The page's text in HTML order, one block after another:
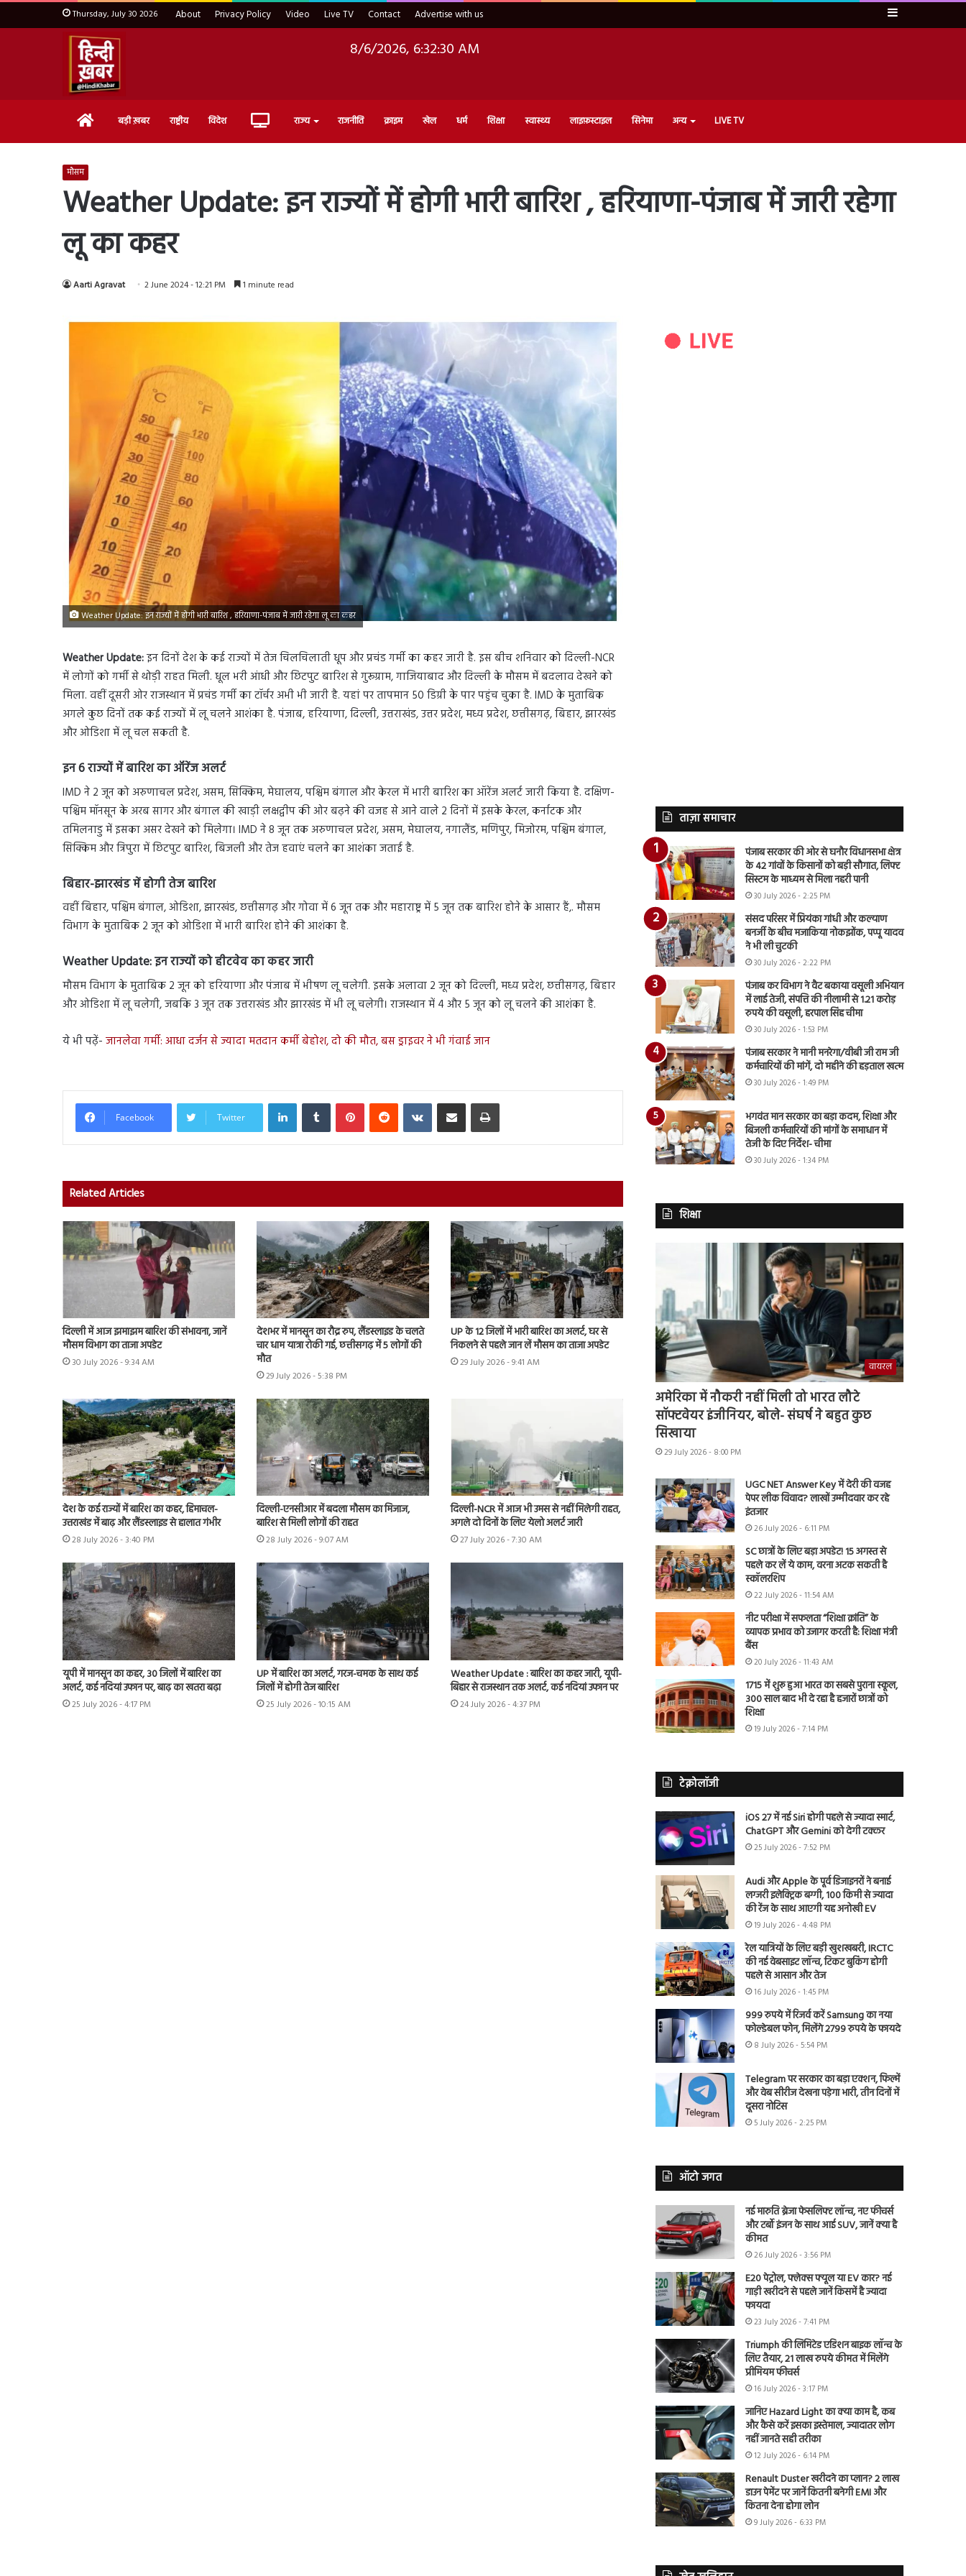
Thursday, July 30 2026 About Privacy Policy Video Live TV Contact Advertise with us Sidebar
8/6/2026, 6:32:31 AM
Home बड़ी ख़बर राष्ट्रीय विदेश Live राज्य राजनीति क्राइम खेल धर्म शिक्षा स्वास्थ्य लाइफ़स्टाइल सिनेमा अन्य LIVE TV
मौसम
Weather Update: इन राज्यों में होगी भारी बारिश , हरियाणा-पंजाब में जारी रहेगा
लू का कहर
Aarti Agravat 2 June 2024 - 12:21 PM 1 minute read
Weather Update: इन राज्यों में होगी भारी बारिश , हरियाणा-पंजाब में जारी रहेगा लू का कहर
Weather Update:इन दिनों देश के कई राज्यों में तेज चिलचिलाती धूप और प्रचंड गर्मी का कहर जारी है. इस बीच शनिवार को दिल्ली-NCR
में लोगों को गर्मी से थोड़ी राहत मिली. धूल भरी आंधी और छिटपुट बारिश से गुरूग्राम, गाजियाबाद और दिल्ली के मौसम में बदलाव देखने को
मिला. वहीं दूसरी ओर राजस्थान में प्रचंड गर्मी का टॉर्चर अभी भी जारी है. यहां पर तापमान 50 डिग्री के पार पहुंच चुका है. IMD के मुताबिक
अगले कुछ दिनों तक कई राज्यों में लू चलने आशंका है. पंजाब, हरियाणा, दिल्ली, उत्तराखंड, उत्तर प्रदेश, मध्य प्रदेश, छत्तीसगढ़, बिहार, झारखंड
और ओडिशा में लू चल सकती है.
इन 6 राज्यों में बारिश का ऑरेंज अलर्ट
IMD ने 2 जून को अरुणाचल प्रदेश, असम, सिक्किम, मेघालय, पश्चिम बंगाल और केरल में भारी बारिश का ऑरेंज अलर्ट जारी किया है. दक्षिण-
पश्चिम मॉनसून के अरब सागर और बंगाल की खाड़ी लक्षद्वीप की ओर बढ़ने की वजह से आने वाले 2 दिनों में इसके केरल, कर्नाटक और
तमिलनाडु में इसका असर देखने को मिलेगा। IMD ने 8 जून तक अरुणाचल प्रदेश, असम, मेघालय, नगालैंड, मणिपुर, मिजोरम, पश्चिम बंगाल,
सिक्किम और त्रिपुरा में छिटपुट बारिश, बिजली और तेज हवाएं चलने का आशंका जताई है.
बिहार-झारखंड में होगी तेज बारिश
वहीं बिहार, पश्चिम बंगाल, ओडिशा, झारखंड, छत्तीसगढ़ और गोवा में 6 जून तक और महाराष्ट्र में 5 जून तक बारिश होने के आसार हैं,. मौसम
विभाग के मुताबिक 2 जून को ओडिशा में भारी बारिश होने की आशंका है.
Weather Update: इन राज्यों को हीटवेव का कहर जारी
मौसम विभाग के मुताबिक 2 जून को हरियाणा और पंजाब में भीषण लू चलेगी. इसके अलावा 2 जून को दिल्ली, मध्य प्रदेश, छत्तीसगढ़, बिहार
और ओडिशा में लू चलेगी, जबकि 3 जून तक उत्तराखंड और झारखंड में भी लू चलेगी। राजस्थान में 4 और 5 जून को लू चलने की आशंका है.
ये भी पढ़ें- जानलेवा गर्मी: आधा दर्जन से ज्यादा मतदान कर्मी बेहोश, दो की मौत, बस ड्राइवर ने भी गंवाई जान
Facebook Twitter
LinkedInTumblr PinterestReddit VKontakteShare via Email Print
Related Articles
दिल्ली में आज झमाझम बारिश की संभावना, जानें
मौसम विभाग का ताजा अपडेट
30 July 2026 - 9:34 AM
देशभर में मानसून का रौद्र रुप, लैंडस्लाइड के चलते
चार धाम यात्रा रोकी गई, छत्तीसगढ़ में 5 लोगों की
मौत
29 July 2026 - 5:38 PM
UP के 12 जिलों में भारी बारिश का अलर्ट, घर से
निकलने से पहले जान लें मौसम का ताजा अपडेट
29 July 2026 - 9:41 AM
देश के कई राज्यों में बारिश का कहर, हिमाचल-
उत्तराखंड में बाढ़ और लैंडस्लाइड से हालात गंभीर
28 July 2026 - 3:40 PM
दिल्ली-एनसीआर में बदला मौसम का मिजाज,
बारिश से मिली लोगों की राहत
28 July 2026 - 9:07 AM
दिल्ली-NCR में आज भी उमस से नहीं मिलेगी राहत,
अगले दो दिनों के लिए येलो अलर्ट जारी
27 July 2026 - 7:30 AM
यूपी में मानसून का कहर, 30 जिलों में बारिश का
अलर्ट, कई नदियां उफान पर, बाढ़ का खतरा बढ़ा
25 July 2026 - 4:17 PM
UP में बारिश का अलर्ट, गरज-चमक के साथ कई
जिलों में होगी तेज बारिश
25 July 2026 - 10:15 AM
Weather Update : बारिश का कहर जारी, यूपी-
बिहार से राजस्थान तक अलर्ट, कई नदियां उफान पर
24 July 2026 - 4:37 PM
ताज़ा समाचार
पंजाब सरकार की ओर से घनौर विधानसभा क्षेत्र
के 42 गांवों के किसानों को बड़ी सौगात, लिफ्ट
सिस्टम के माध्यम से मिला नहरी पानी
30 July 2026 - 2:25 PM
संसद परिसर में प्रियंका गांधी और कल्याण
बनर्जी के बीच मजाकिया नोकझोंक, पप्पू यादव
ने भी ली चुटकी
30 July 2026 - 2:22 PM
पंजाब कर विभाग ने वैट बकाया वसूली अभियान
में लाई तेजी, संपत्ति की नीलामी से 1.21 करोड़
रुपये की वसूली, हरपाल सिंह चीमा
30 July 2026 - 1:53 PM
पंजाब सरकार ने मानी मनरेगा/वीबी जी राम जी
कर्मचारियों की मांगें, दो महीने की हड़ताल खत्म
30 July 2026 - 1:49 PM
भगवंत मान सरकार का बड़ा कदम, शिक्षा और
बिजली कर्मचारियों की मांगों के समाधान में
तेजी के दिए निर्देश- चीमा
30 July 2026 - 1:34 PM
शिक्षा
वायरल
अमेरिका में नौकरी नहीं मिली तो भारत लौटे
सॉफ्टवेयर इंजीनियर, बोले- संघर्ष ने बहुत कुछ
सिखाया
29 July 2026 - 8:00 PM
UGC NET Answer Key में देरी की वजह
पेपर लीक विवाद? लाखों उम्मीदवार कर रहे
इंतजार
26 July 2026 - 6:11 PM
SC छात्रों के लिए बड़ा अपडेट! 15 अगस्त से
पहले कर लें ये काम, वरना अटक सकती है
स्कॉलरशिप
22 July 2026 - 11:54 AM
नीट परीक्षा में सफलता “शिक्षा क्रांति” के
व्यापक प्रभाव को उजागर करती है: शिक्षा मंत्री
बैंस
20 July 2026 - 11:43 AM
1715 में शुरू हुआ भारत का सबसे पुराना स्कूल,
300 साल बाद भी दे रहा है हजारों छात्रों को
शिक्षा
19 July 2026 - 7:14 PM
टेक्नोलॉजी
iOS 27 में नई Siri होगी पहले से ज्यादा स्मार्ट,
ChatGPT और Gemini को देगी टक्कर
25 July 2026 - 7:52 PM
Audi और Apple के पूर्व डिजाइनरों ने बनाई
लग्जरी इलेक्ट्रिक बग्गी, 100 किमी से ज्यादा
की रेंज के साथ आएगी यह अनोखी EV
19 July 2026 - 4:48 PM
रेल यात्रियों के लिए बड़ी खुशखबरी, IRCTC
की नई वेबसाइट लॉन्च, टिकट बुकिंग होगी
पहले से आसान और तेज
16 July 2026 - 1:45 PM
999 रुपये में रिजर्व करें Samsung का नया
फोल्डेबल फोन, मिलेंगे 2799 रुपये के फायदे
8 July 2026 - 5:54 PM
Telegram पर सरकार का बड़ा एक्शन, फिल्में
और वेब सीरीज देखना पड़ेगा भारी, तीन दिनों में
दूसरा नोटिस
5 July 2026 - 2:25 PM
ऑटो जगत
नई मारुति ब्रेजा फेसलिफ्ट लॉन्च, नए फीचर्स
और टर्बो इंजन के साथ आई SUV, जानें क्या है
कीमत
26 July 2026 - 3:56 PM
E20 पेट्रोल, फ्लेक्स फ्यूल या EV कार? नई
गाड़ी खरीदने से पहले जानें किसमें है ज्यादा
फायदा
23 July 2026 - 7:41 PM
Triumph की लिमिटेड एडिशन बाइक लॉन्च के
लिए तैयार, 21 लाख रुपये कीमत में मिलेंगे
प्रीमियम फीचर्स
16 July 2026 - 3:17 PM
जानिए Hazard Light का क्या काम है, कब
और कैसे करें इसका इस्तेमाल, ज्यादातर लोग
नहीं जानते सही तरीका
12 July 2026 - 6:14 PM
Renault Duster खरीदने का प्लान? 2 लाख
डाउन पेमेंट पर जानें कितनी बनेगी EMI और
कितना देना होगा लोन
9 July 2026 - 6:33 PM